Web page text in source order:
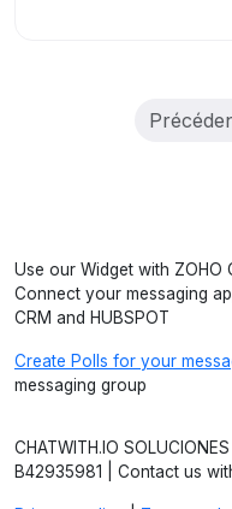
Use our Widget with ZOHO
Connect your messaging
CRM and HUBSPOT
Create Polls for your
messaging group
CHATWITH.IO
B42935981 | Contact us